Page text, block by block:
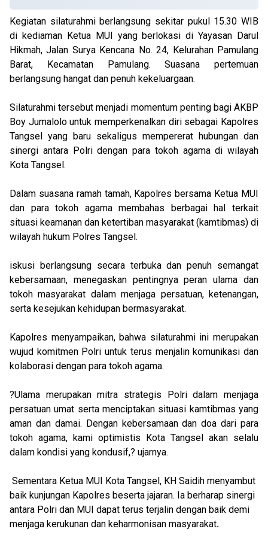
Kegiatan silaturahmi berlangsung sekitar pukul 15.30 WIB
di kediaman Ketua MUI yang berlokasi di Yayasan Darul
Hikmah, Jalan Surya Kencana No. 24, Kelurahan Pamulang
Barat, Kecamatan Pamulang. Suasana pertemuan
berlangsung hangat dan penuh kekeluargaan.
Silaturahmi tersebut menjadi momentum penting bagi AKBP
Boy Jumalolo untuk memperkenalkan diri sebagai Kapolres
Tangsel yang baru sekaligus mempererat hubungan dan
sinergi antara Polri dengan para tokoh agama di wilayah
Kota Tangsel.
Dalam suasana ramah tamah, Kapolres bersama Ketua MUI
dan para tokoh agama membahas berbagai hal terkait
situasi keamanan dan ketertiban masyarakat (kamtibmas) di
wilayah hukum Polres Tangsel.
iskusi berlangsung secara terbuka dan penuh semangat
kebersamaan, menegaskan pentingnya peran ulama dan
tokoh masyarakat dalam menjaga persatuan, ketenangan,
serta kesejukan kehidupan bermasyarakat.
Kapolres menyampaikan, bahwa silaturahmi ini merupakan
wujud komitmen Polri untuk terus menjalin komunikasi dan
kolaborasi dengan para tokoh agama.
?Ulama merupakan mitra strategis Polri dalam menjaga
persatuan umat serta menciptakan situasi kamtibmas yang
aman dan damai. Dengan kebersamaan dan doa dari para
tokoh agama, kami optimistis Kota Tangsel akan selalu
dalam kondisi yang kondusif,? ujarnya.
Sementara Ketua MUI Kota Tangsel, KH Saidih menyambut
baik kunjungan Kapolres beserta jajaran. Ia berharap sinergi
antara Polri dan MUI dapat terus terjalin dengan baik demi
menjaga kerukunan dan keharmonisan masyarakat.